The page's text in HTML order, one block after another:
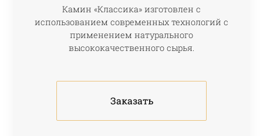
Камин «Классика» изготовлен с
использованием современных технологий с
применением натурального
высококачественного сырья.
Заказать